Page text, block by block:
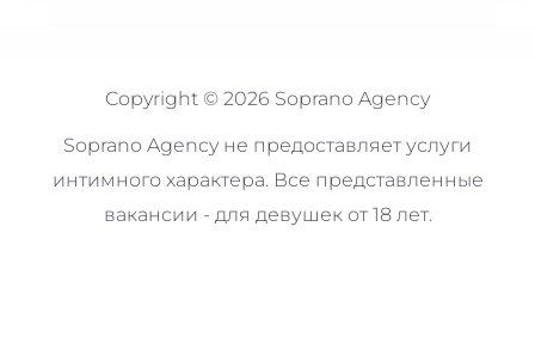
Copyright © 2026 Soprano Agency
Soprano Agency не предоставляет услуги
интимного характера. Все представленные
вакансии - для девушек от 18 лет.